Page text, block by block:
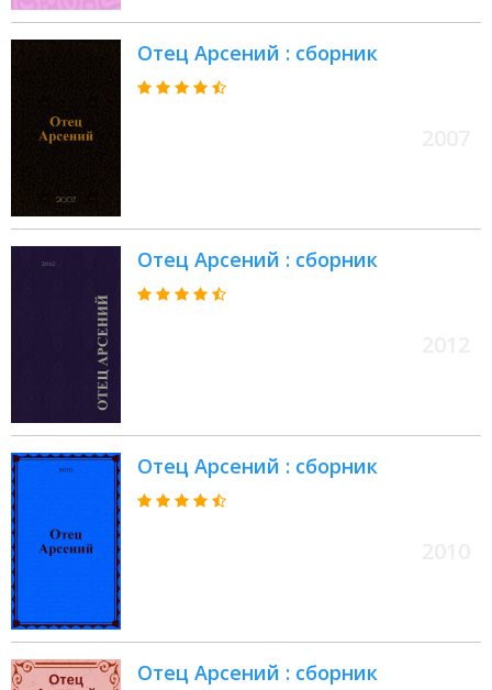
Отец Арсений : сборник
Отец Арсений : сборник
Отец Арсений : сборник
Отец Арсений : сборник